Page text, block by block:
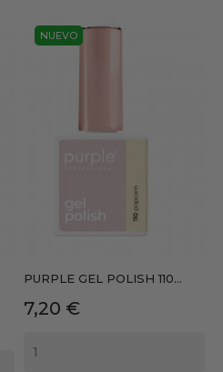
PURPLE GEL POLISH 110...
Precio
7,20 €
NUEVO